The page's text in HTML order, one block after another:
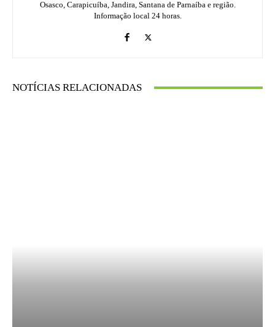
Osasco, Carapicuíba, Jandira, Santana de Parnaíba e região.
Informação local 24 horas.
NOTÍCIAS RELACIONADAS